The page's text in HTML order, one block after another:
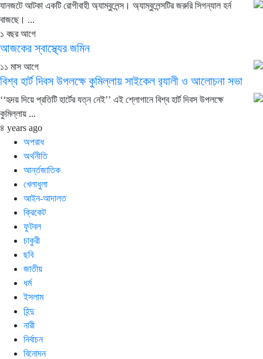
যানজটে আটকা একটি রোগীবাহী অ্যাম্বুলেন্স। অ্যাম্বুলেন্সটির জরুরি সিগন্যাল হর্ন
বাজছে। ...
১ বছর আগে
আজকের স্বাস্থ্যের জমিন
১১ মাস আগে
বিশ্ব হার্ট দিবস উপলক্ষে কুমিল্লায় সাইকেল র‌্যালী ও আলোচনা সভা
‘‘হৃদয় দিয়ে প্রতিটি হার্টের যত্ন নেই’’ এই শ্লোগানে বিশ্ব হার্ট দিবস উপলক্ষে
কুমিল্লায় ...
৪ years ago
অপরাধ
অর্থনীতি
আর্ন্তজাতিক
খেলাধুলা
আইন-আদালত
ক্রিকেট
ফুটবল
চাকুরী
ছবি
জাতীয়
ধর্ম
ইসলাম
হিন্দু
নারী
নির্বাচন
বিনোদন